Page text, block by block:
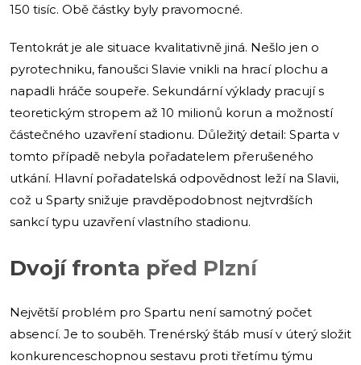
150 tisíc. Obě částky byly pravomocné.
Tentokrát je ale situace kvalitativně jiná. Nešlo jen o
pyrotechniku, fanoušci Slavie vnikli na hrací plochu a
napadli hráče soupeře. Sekundární výklady pracují s
teoretickým stropem až 10 milionů korun a možností
částečného uzavření stadionu. Důležitý detail: Sparta v
tomto případě nebyla pořadatelem přerušeného
utkání. Hlavní pořadatelská odpovědnost leží na Slavii,
což u Sparty snižuje pravděpodobnost nejtvrdších
sankcí typu uzavření vlastního stadionu.
Dvojí fronta před Plzní
Největší problém pro Spartu není samotný počet
absencí. Je to souběh. Trenérský štáb musí v úterý složit
konkurenceschopnou sestavu proti třetímu týmu